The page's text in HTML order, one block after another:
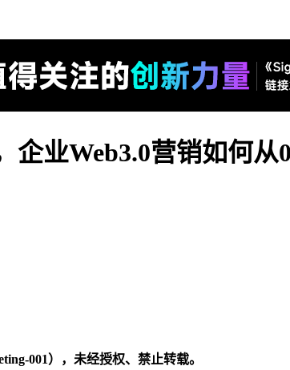
业Web3.0营销如何从0
001），未经授权、禁止转载。